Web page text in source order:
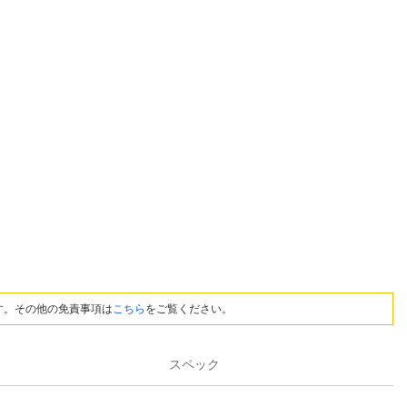
その他の免責事項はこちら をご覧ください。
スペック